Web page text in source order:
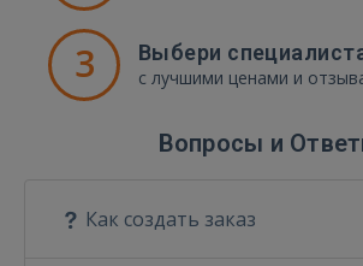
3 Выбери
с лучшими ценами и
Вопросы и
Как создать заказ